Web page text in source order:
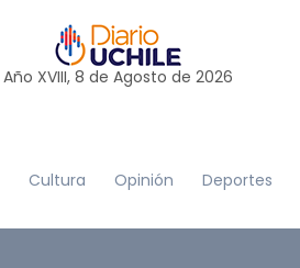
Año XVIII, 8 de Agosto de 2026
Cultura Opinión Deportes